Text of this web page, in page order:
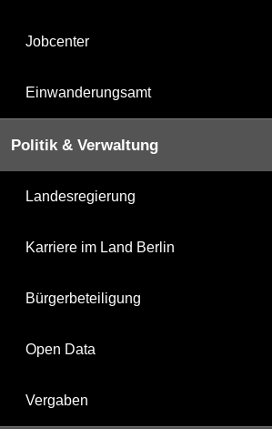
Jobcenter
Einwanderungsamt
Politik & Verwaltung
Landesregierung
Karriere im Land Berlin
Bürgerbeteiligung
Open Data
Vergaben